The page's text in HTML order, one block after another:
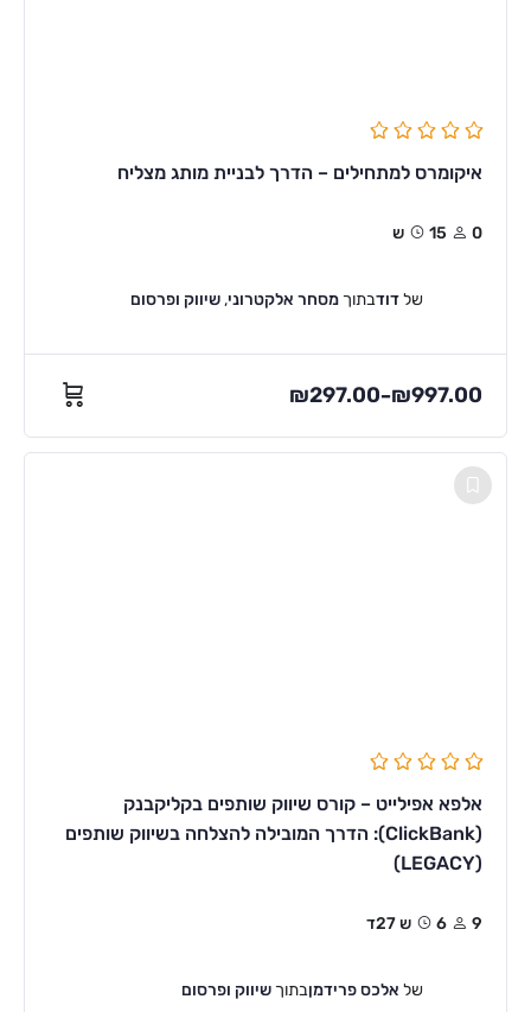
איקומרס למתחילים – הדרך לבניית מותג מצליח
0 15ש
שלדודבתוך מסחר אלקטרוני, שיווק ופרסום
₪297.00–₪997.00
אלפא אפילייט – קורס שיווק שותפים בקליקבנק
(ClickBank): הדרך המובילה להצלחה בשיווק שותפים
(LEGACY)
9 6ש 27ד
של אלכס פרידמןבתוך שיווק ופרסום